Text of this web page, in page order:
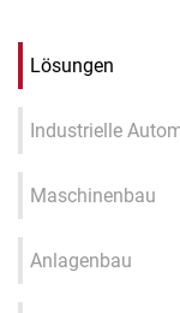
Lösungen
Industrielle
Maschinenbau
Anlagenbau